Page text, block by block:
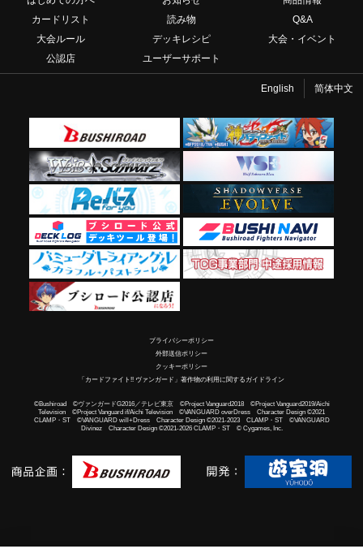
カードリスト
読み物
Q&A
大会ルール
デッキレシピ
大会・イベント
公認店
ユーザーサポート
English 简体中文
プライバシーポリシー
外部送信ポリシー
クッキーポリシー
「カードファイト!! ヴァンガード」著作物の利用に関するガイドライン
©Bushiroad ©ヴァンガードG2016／テレビ東京 ©Project Vanguard2018 ©Project Vanguard2019/Aichi
Television ©Project Vanguard if/Aichi Television ©VANGUARD overDress Character Design ©2021
CLAMP・ST ©VANGUARD will+Dress Character Design ©2021-2023 CLAMP・ST ©VANGUARD
Divinez Character Design ©2021-2026 CLAMP・ST © Cygames, Inc.